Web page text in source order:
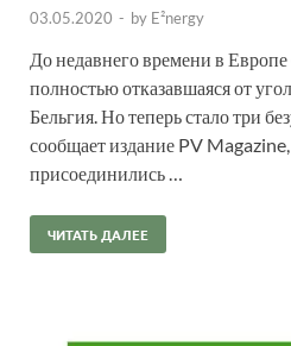
03.05.2020 - by E²nergy
До недавнего времени в Европе
полностью отказавшаяся от
Бельгия. Но теперь стало три
сообщает издание PV
присоединились …
ЧИТАТЬ ДАЛЕЕ